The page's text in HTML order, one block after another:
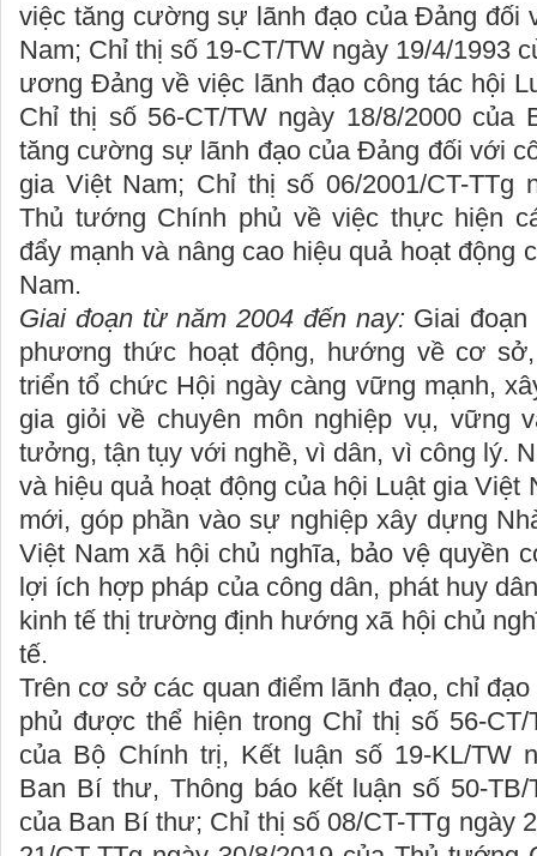
việc tăng cường sự lãnh đạo của Đảng đối
Nam; Chỉ thị số 19-CT/TW ngày 19/4/1993
ương Đảng về việc lãnh đạo công tác hội
Chỉ thị số 56-CT/TW ngày 18/8/2000 của
tăng cường sự lãnh đạo của Đảng đối với
gia Việt Nam; Chỉ thị số 06/2001/CT-TTg
Thủ tướng Chính phủ về việc thực hiện
đẩy mạnh và nâng cao hiệu quả hoạt động
Nam.
Giai đoạn từ năm 2004 đến nay:Giai đoạn
phương thức hoạt động, hướng về cơ
triển tổ chức Hội ngày càng vững mạnh,
gia giỏi về chuyên môn nghiệp vụ, vững
tưởng, tận tụy với nghề, vì dân, vì công lý.
và hiệu quả hoạt động của hội Luật gia Việt
mới, góp phần vào sự nghiệp xây dựng
Việt Nam xã hội chủ nghĩa, bảo vệ quyền
lợi ích hợp pháp của công dân, phát huy
kinh tế thị trường định hướng xã hội chủ
tế.
Trên cơ sở các quan điểm lãnh đạo, chỉ
phủ được thể hiện trong Chỉ thị số 56-CT/
của Bộ Chính trị, Kết luận số 19-KL/TW
Ban Bí thư, Thông báo kết luận số 50-TB/
của Ban Bí thư; Chỉ thị số 08/CT-TTg ngày